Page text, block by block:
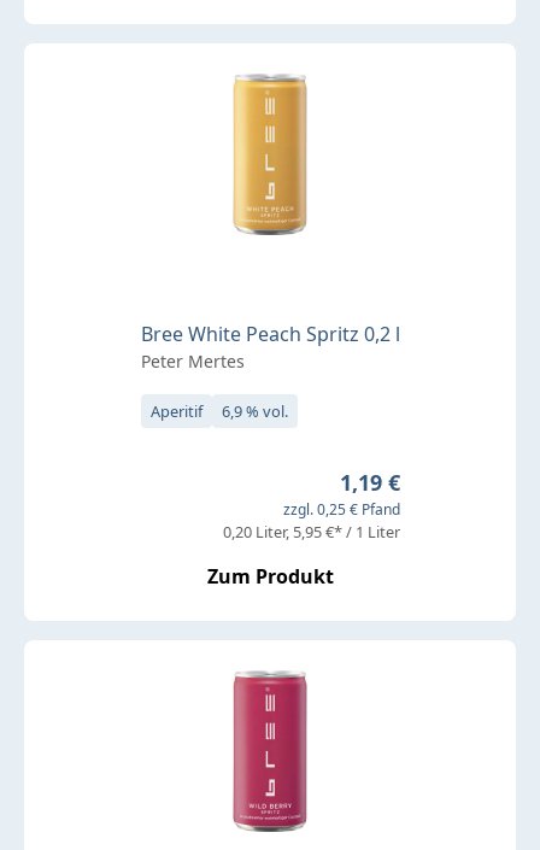
Bree White Peach Spritz 0,2 l
Peter Mertes
Aperitif 6,9 % vol.
Regulärer Preis:
1,19 €
zzgl. 0,25 € Pfand
0,20 Liter 5,95 €* / 1 Liter
Zum Produkt